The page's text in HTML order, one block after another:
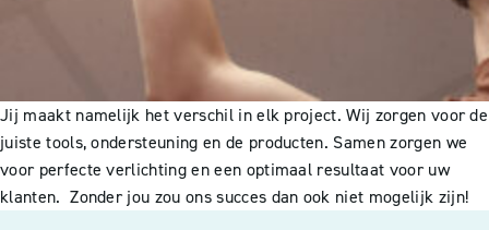
Jij maakt namelijk het verschil in elk project. Wij zorgen voor de
juiste tools, ondersteuning en de producten. Samen zorgen we
voor perfecte verlichting en een optimaal resultaat voor uw
klanten. Zonder jou zou ons succes dan ook niet mogelijk zijn!